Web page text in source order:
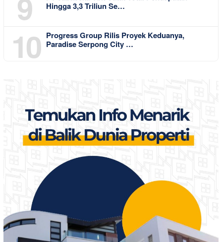
Hingga 3,3 Triliun Se…
10
Progress Group Rilis Proyek Keduanya,
Paradise Serpong City …